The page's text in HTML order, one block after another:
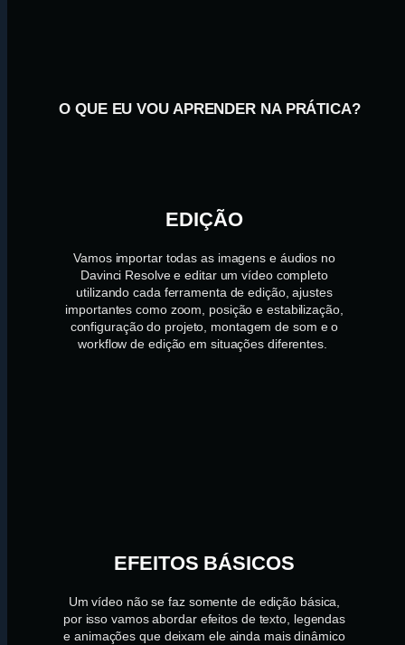
O QUE EU VOU APRENDER NA PRÁTICA?
EDIÇÃO
Vamos importar todas as imagens e áudios no
Davinci Resolve e editar um vídeo completo
utilizando cada ferramenta de edição, ajustes
importantes como zoom, posição e estabilização,
configuração do projeto, montagem de som e o
workflow de edição em situações diferentes.
EFEITOS BÁSICOS
Um vídeo não se faz somente de edição básica,
por isso vamos abordar efeitos de texto, legendas
e animações que deixam ele ainda mais dinâmico